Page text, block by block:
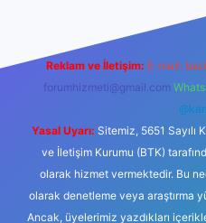
Reklam ve İletişim: E-mail:
forumhizmeti@gmail.com
Yasal Uyarı: Sitemiz, 5651 Sayılı
ve İletişim Kurumu (BTK)
olarak hizmet vermektedir. Bu
olarak denetleme veya araştırma
Ancak, üyelerimiz yazdıkları